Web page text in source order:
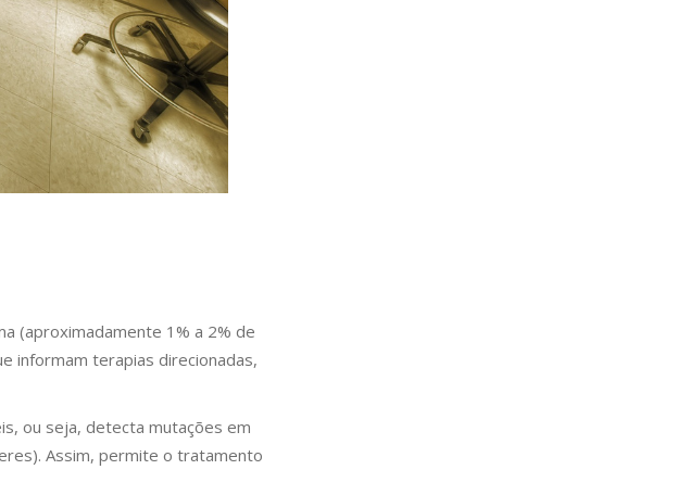
(aproximadamente 1% a 2% de
informam terapias direcionadas,
ou seja, detecta mutações em
Assim, permite o tratamento